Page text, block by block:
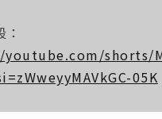
shorts/
05K